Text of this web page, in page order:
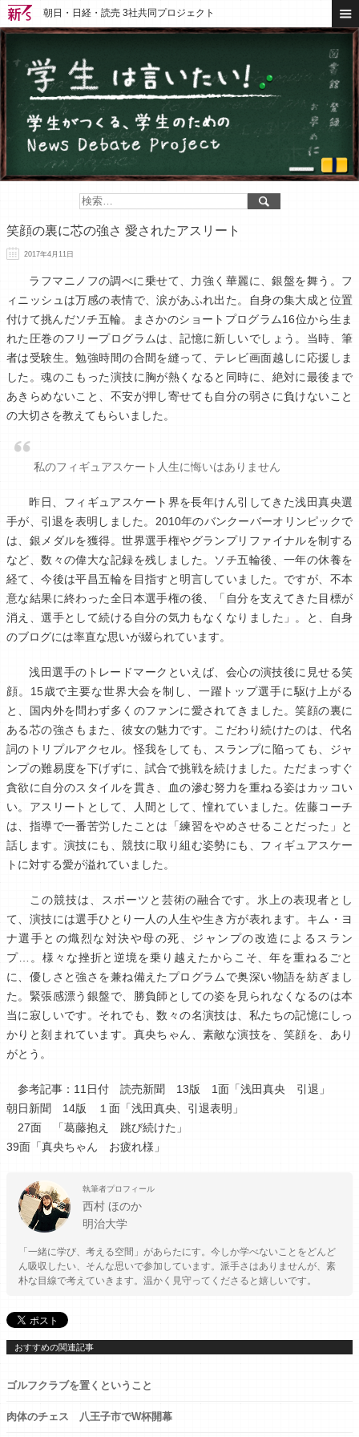
朝日・日経・読売 3社共同プロジェクト
笑顔の裏に芯の強さ 愛されたアスリート
2017年4月11日
ラフマニノフの調べに乗せて、力強く華麗に、銀盤を舞う。フ
ィニッシュは万感の表情で、涙があふれ出た。自身の集大成と位置
付けて挑んだソチ五輪。まさかのショートプログラム16位から生ま
れた圧巻のフリープログラムは、記憶に新しいでしょう。当時、筆
者は受験生。勉強時間の合間を縫って、テレビ画面越しに応援しま
した。魂のこもった演技に胸が熱くなると同時に、絶対に最後まで
あきらめないこと、不安が押し寄せても自分の弱さに負けないこと
の大切さを教えてもらいました。
私のフィギュアスケート人生に悔いはありません
昨日、フィギュアスケート界を長年けん引してきた浅田真央選
手が、引退を表明しました。2010年のバンクーバーオリンピックで
は、銀メダルを獲得。世界選手権やグランプリファイナルを制する
など、数々の偉大な記録を残しました。ソチ五輪後、一年の休養を
経て、今後は平昌五輪を目指すと明言していました。ですが、不本
意な結果に終わった全日本選手権の後、「自分を支えてきた目標が
消え、選手として続ける自分の気力もなくなりました」。と、自身
のブログには率直な思いが綴られています。
浅田選手のトレードマークといえば、会心の演技後に見せる笑
顔。15歳で主要な世界大会を制し、一躍トップ選手に駆け上がる
と、国内外を問わず多くのファンに愛されてきました。笑顔の裏に
ある芯の強さもまた、彼女の魅力です。こだわり続けたのは、代名
詞のトリプルアクセル。怪我をしても、スランプに陥っても、ジャ
ンプの難易度を下げずに、試合で挑戦を続けました。ただまっすぐ
貪欲に自分のスタイルを貫き、血の滲む努力を重ねる姿はカッコい
い。アスリートとして、人間として、憧れていました。佐藤コーチ
は、指導で一番苦労したことは「練習をやめさせることだった」と
話します。演技にも、競技に取り組む姿勢にも、フィギュアスケー
トに対する愛が溢れていました。
この競技は、スポーツと芸術の融合です。氷上の表現者とし
て、演技には選手ひとり一人の人生や生き方が表れます。キム・ヨ
ナ選手との熾烈な対決や母の死、ジャンプの改造によるスラン
プ…。様々な挫折と逆境を乗り越えたからこそ、年を重ねるごと
に、優しさと強さを兼ね備えたプログラムで奥深い物語を紡ぎまし
た。緊張感漂う銀盤で、勝負師としての姿を見られなくなるのは本
当に寂しいです。それでも、数々の名演技は、私たちの記憶にしっ
かりと刻まれています。真央ちゃん、素敵な演技を、笑顔を、あり
がとう。
参考記事：11日付 読売新聞 13版 1面「浅田真央 引退」
朝日新聞 14版 １面「浅田真央、引退表明」
27面 「葛藤抱え 跳び続けた」
39面「真央ちゃん お疲れ様」
執筆者プロフィール
西村 ほのか
明治大学
「一緒に学び、考える空間」があらたにす。今しか学べないことをどんど
ん吸収したい、そんな思いで参加しています。派手さはありませんが、素
朴な目線で考えていきます。温かく見守ってくださると嬉しいです。
おすすめの関連記事
ゴルフクラブを置くということ
肉体のチェス 八王子市でW杯開幕